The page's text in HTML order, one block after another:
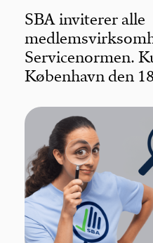
SBA inviterer alle
Servicenormen.
København den